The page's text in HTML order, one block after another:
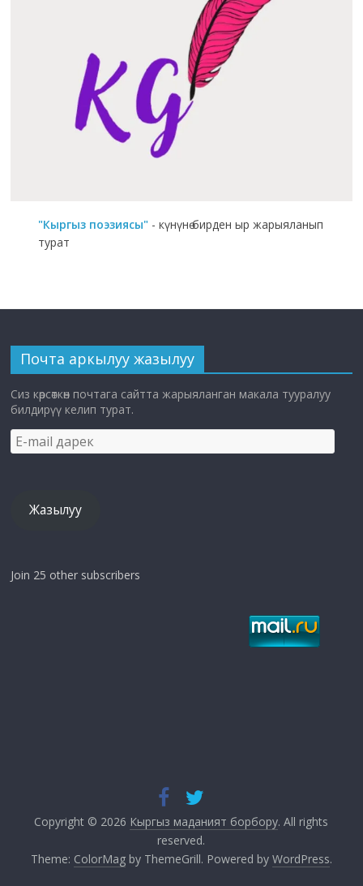
"Кыргыз поэзиясы" - күнүнө бирден ыр жарыяланып
турат
Почта аркылуу жазылуу
Сиз көрсөткөн почтага сайтта жарыяланган макала тууралуу
билдирүү келип турат.
E-
mail
Жазылуу
Join 25 other subscribers
Copyright © 2026 Кыргыз маданият борбору. All rights
reserved.
Theme: ColorMagby ThemeGrill. Powered by WordPress.